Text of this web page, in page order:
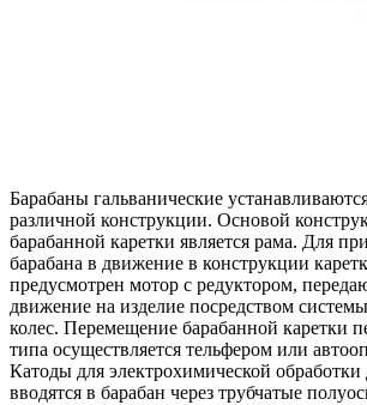
Барабаны гальванические
различной конструкции. Основой
барабанной каретки является рама. Для
барабана в движение в конструкции
предусмотрен мотор с редуктором,
движение на изделие посредством
колес. Перемещение барабанной каретки
типа осуществляется тельфером или
Катоды для электрохимической обработки
вводятся в барабан через трубчатые